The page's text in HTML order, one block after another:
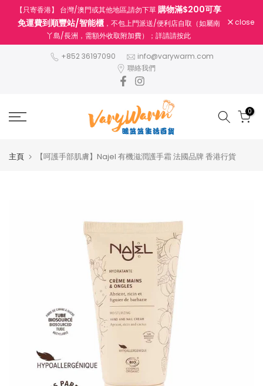
【只寄香港】 台灣/澳門或其他地區,請勿下單購物滿$200可享
免運費到順豐站/智能櫃，不包上門派送/便利店自取（如屬南
丫島/長洲，需額外收取附加費）；詳請請按此
close
+852 36197090
info@varywarm.com
聯絡我們
0
主頁 【呵護手部肌膚】Najel 有機滋潤護手霜 法國品牌 香港行貨